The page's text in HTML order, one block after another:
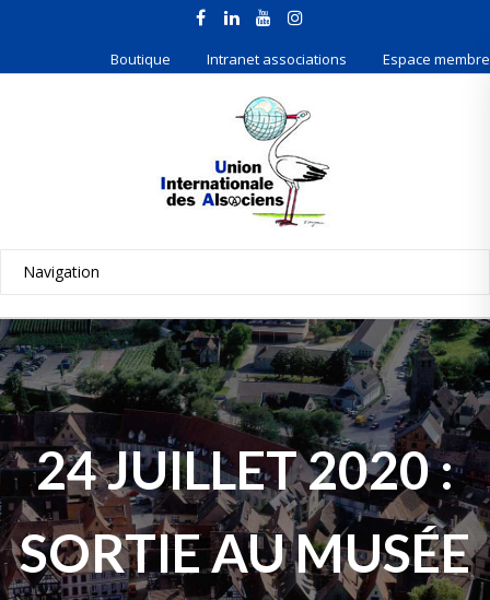
Boutique Intranet associations Espace membre
24 JUILLET 2020 :
SORTIE AU MUSÉE